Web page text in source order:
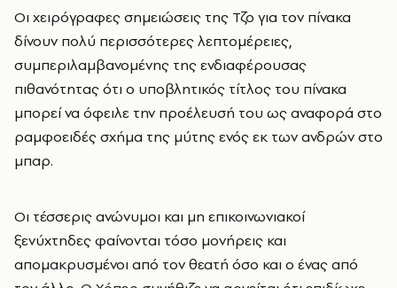
Οι χειρόγραφες σημειώσεις της Τζο για τον πίνακα
δίνουν πολύ περισσότερες λεπτομέρειες,
συμπεριλαμβανομένης της ενδιαφέρουσας
πιθανότητας ότι ο υποβλητικός τίτλος του πίνακα
μπορεί να όφειλε την προέλευσή του ως αναφορά στο
ραμφοειδές σχήμα της μύτης ενός εκ των ανδρών στο
μπαρ.
Οι τέσσερις ανώνυμοι και μη επικοινωνιακοί
ξενύχτηδες φαίνονται τόσο μονήρεις και
απομακρυσμένοι από τον θεατή όσο και ο ένας από